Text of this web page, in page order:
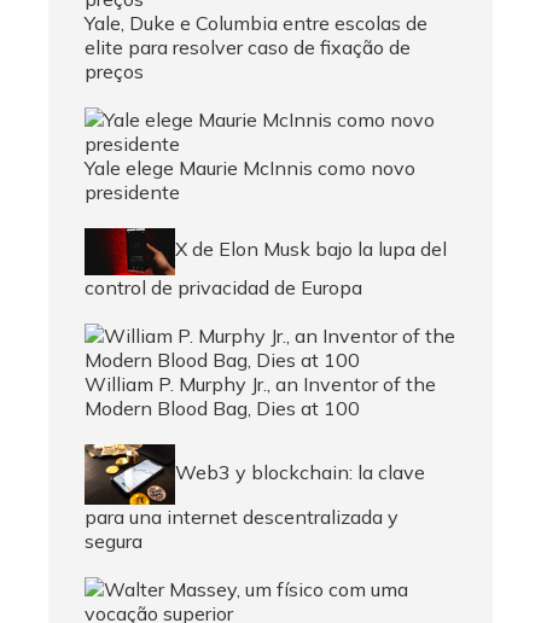
Yale, Duke e Columbia entre escolas de
elite para resolver caso de fixação de
preços
Yale elege Maurie McInnis como novo
presidente
X de Elon Musk bajo la lupa del
control de privacidad de Europa
William P. Murphy Jr., an Inventor of the
Modern Blood Bag, Dies at 100
Web3 y blockchain: la clave
para una internet descentralizada y
segura